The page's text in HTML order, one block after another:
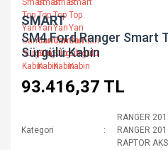
SMART
SM4 Ford Ranger Smart
Sürgülü Kabin
93.416,37 TL
Kategori
RANGER
RANGER
RAPTOR